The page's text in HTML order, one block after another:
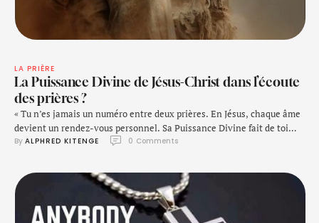
LA PRIÈRE
La Puissance Divine de Jésus-Christ dans l’écoute
des prières ?
« Tu n’es jamais un numéro entre deux prières. En Jésus, chaque âme
devient un rendez-vous personnel. Sa Puissance Divine fait de toi
une priorité. »
By ALPHRED KITENGE 0 Comments